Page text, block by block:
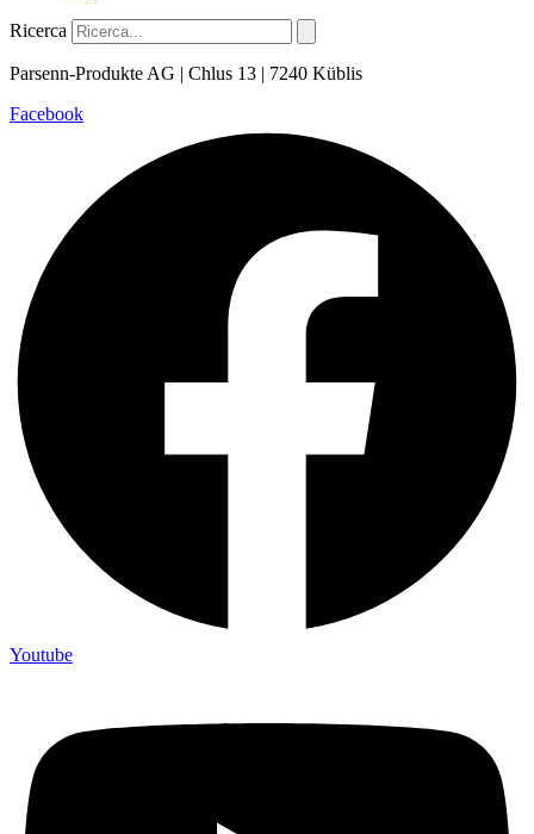
Ricerca
Parsenn-Produkte AG | Chlus 13 | 7240 Küblis
Facebook
Youtube